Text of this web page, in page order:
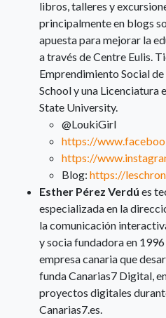
libros, talleres y
principalmente en blogs
apuesta para mejorar la
a través de Centre Eulis.
Emprendimiento Social
School y una Licenciatura
State University.
@LoukiGirl
https://
https://
Blog: https://
Esther Pérez Verdú es
especializada en la
la comunicación
y socia fundadora en
empresa canaria que
funda Canarias7 Digital,
proyectos digitales
Canarias7.es.